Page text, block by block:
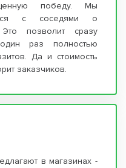
победу. Мы
с соседями о
позволит сразу
раз полностью
Да и стоимость
заказчиков.
в магазинах -